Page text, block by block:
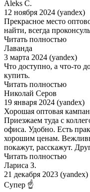
Aleks C.
12 ноября 2024 (yandex)
Прекрасное место
найти, всегда
Читать полностью
Лаванда
3 марта 2024 (yandex)
Что доступно, а что-то
купить.
Читать полностью
Николай Серов
19 января 2024 (yandex)
Хорошая оптовая
Приезжаем туда с
офиса. Удобно. Есть
хорошим ценам.
покажут, расскажут.
Читать полностью
Лариса З.
21 декабря 2023 (yandex)
Супер ☝️